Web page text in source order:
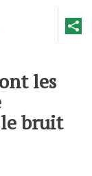
les
bruit